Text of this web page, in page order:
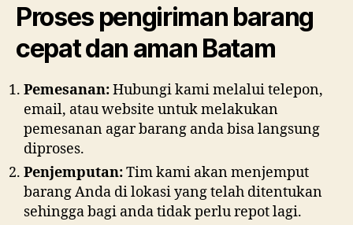
Proses pengiriman barang
cepat dan aman Batam
Pemesanan:Hubungi kami melalui telepon,
email, atau website untuk melakukan
pemesanan agar barang anda bisa langsung
diproses.
Penjemputan:Tim kami akan menjemput
barang Anda di lokasi yang telah ditentukan
sehingga bagi anda tidak perlu repot lagi.